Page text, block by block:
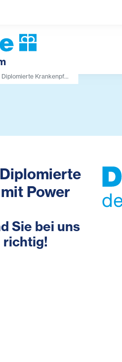
Krankenpf...
Power
Sie bei uns
richtig!